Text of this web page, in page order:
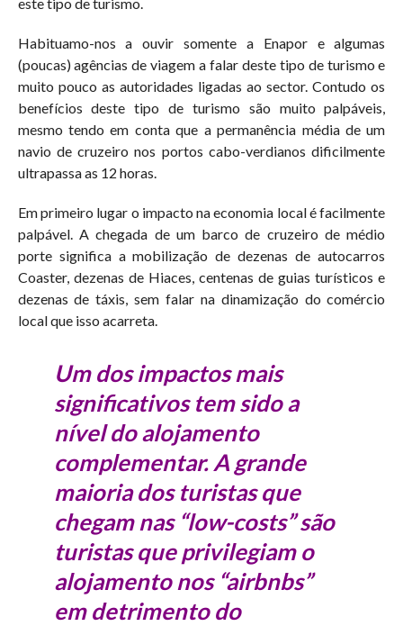
Habituamo-nos a ouvir somente a Enapor e algumas
(poucas) agências de viagem a falar deste tipo de turismo e
muito pouco as autoridades ligadas ao sector. Contudo os
benefícios deste tipo de turismo são muito palpáveis,
mesmo tendo em conta que a permanência média de um
navio de cruzeiro nos portos cabo-verdianos dificilmente
ultrapassa as 12 horas.
Em primeiro lugar o impacto na economia local é facilmente
palpável. A chegada de um barco de cruzeiro de médio
porte significa a mobilização de dezenas de autocarros
Coaster, dezenas de Hiaces, centenas de guias turísticos e
dezenas de táxis, sem falar na dinamização do comércio
local que isso acarreta.
Um dos impactos mais
significativos tem sido a
nível do alojamento
complementar. A grande
maioria dos turistas que
chegam nas “low-costs” são
turistas que privilegiam o
alojamento nos “airbnbs”
em detrimento do